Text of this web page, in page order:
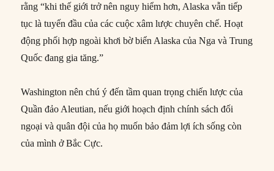
rằng “khi thế giới trở nên nguy hiểm hơn, Alaska vẫn tiếp
tục là tuyến đầu của các cuộc xâm lược chuyên chế. Hoạt
động phối hợp ngoài khơi bờ biển Alaska của Nga và Trung
Quốc đang gia tăng.”
Washington nên chú ý đến tầm quan trọng chiến lược của
Quần đảo Aleutian, nếu giới hoạch định chính sách đối
ngoại và quân đội của họ muốn bảo đảm lợi ích sống còn
của mình ở Bắc Cực.